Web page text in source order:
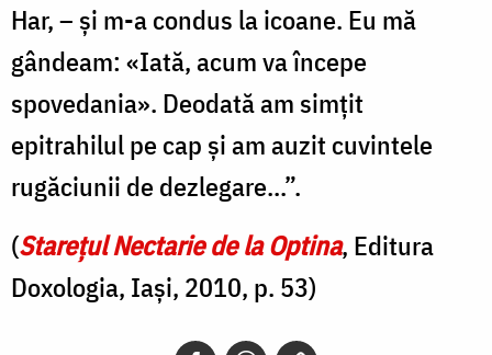
Har, – şi m-a condus la icoane. Eu mă
gândeam: «Iată, acum va începe
spovedania». Deodată am simţit
epitrahilul pe cap şi am auzit cuvintele
rugăciunii de dezlegare...”.
(Starețul Nectarie de la Optina, Editura
Doxologia, Iași, 2010, p. 53)